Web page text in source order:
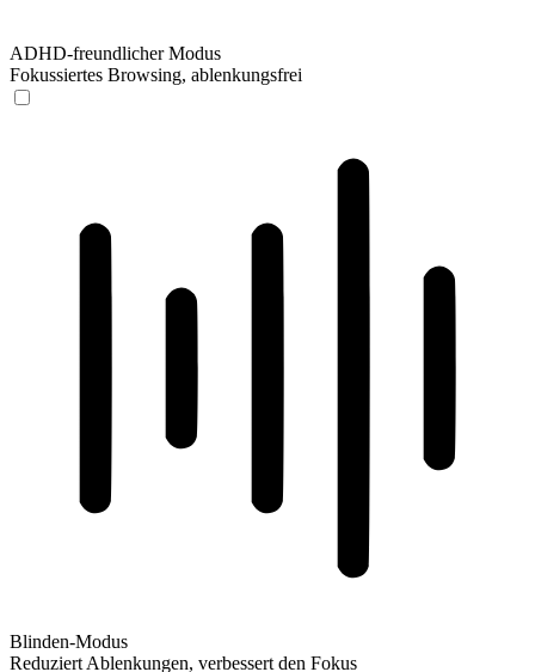
ADHD-freundlicher Modus
Fokussiertes Browsing, ablenkungsfrei
Blinden-Modus
Reduziert Ablenkungen, verbessert den Fokus